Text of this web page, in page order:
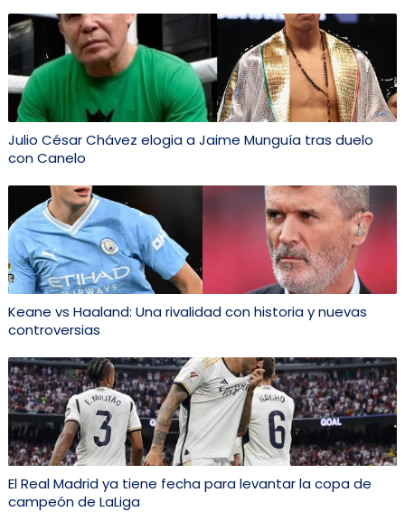
Julio César Chávez elogia a Jaime Munguía tras duelo
con Canelo
Keane vs Haaland: Una rivalidad con historia y nuevas
controversias
El Real Madrid ya tiene fecha para levantar la copa de
campeón de LaLiga